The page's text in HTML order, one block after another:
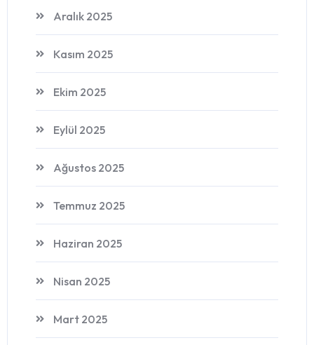
Aralık 2025
Kasım 2025
Ekim 2025
Eylül 2025
Ağustos 2025
Temmuz 2025
Haziran 2025
Nisan 2025
Mart 2025